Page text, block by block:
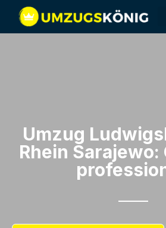
Umzug
Rhein​ Sarajewo: